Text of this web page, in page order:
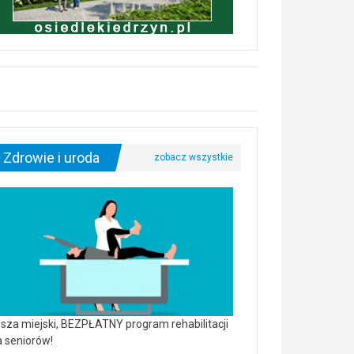
Zdrowie i uroda
miejski, BEZPŁATNY program rehabilitacji
seniorów!